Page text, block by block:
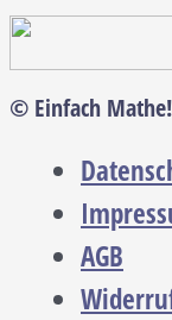
© Einfach Mathe!
AGB